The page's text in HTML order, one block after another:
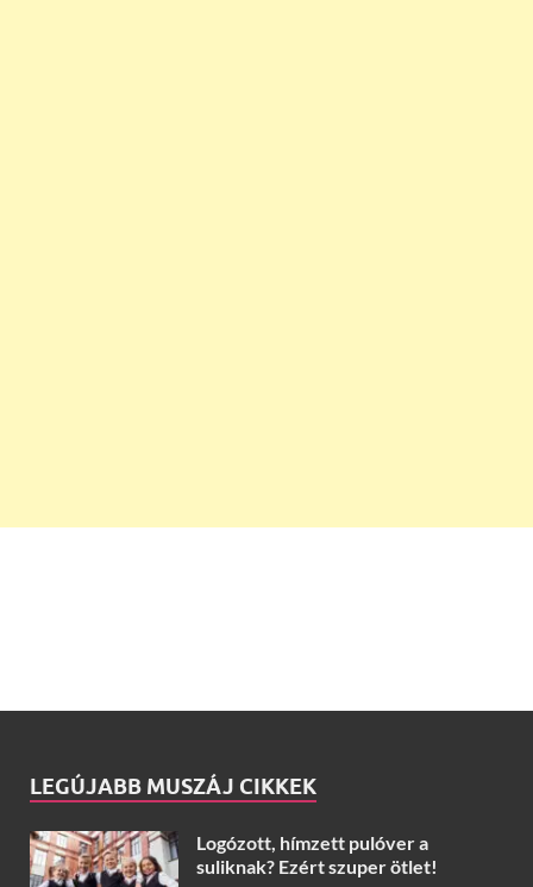
LEGÚJABB MUSZÁJ CIKKEK
Logózott, hímzett pulóver a
suliknak? Ezért szuper ötlet!